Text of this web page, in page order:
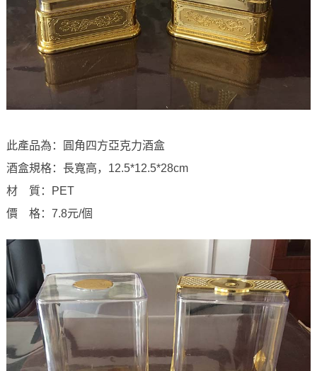
此產品為：圓角四方亞克力酒盒
酒盒規格：長寬高，12.5*12.5*28cm
材 質：PET
價 格：7.8元/個